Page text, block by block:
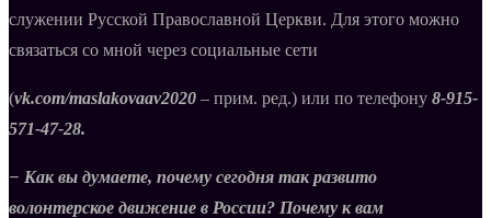
служении Русской Православной Церкви. Для этого можно
связаться со мной через социальные сети
(vk.com/maslakovaav2020 – прим. ред.) или по телефону 8-915-
571-47-28.
− Как вы думаете, почему сегодня так развито
волонтерское движение в России? Почему к вам